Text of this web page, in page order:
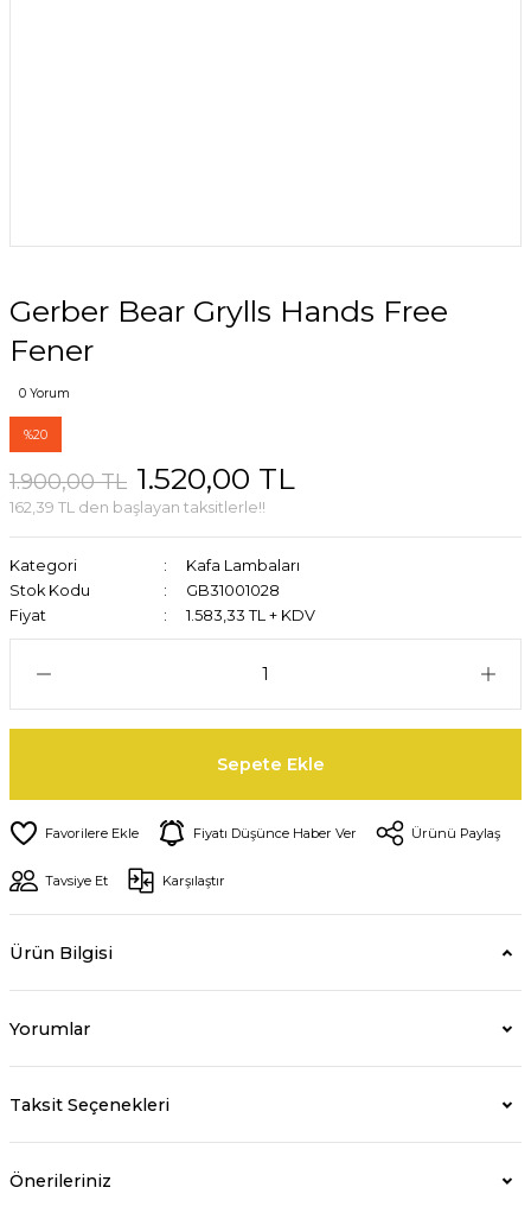
Gerber Bear Grylls Hands Free
Fener
0 Yorum
%20
1.900,00 TL 1.520,00 TL
162,39 TL den başlayan taksitlerle!!
Kategori
Kafa Lambaları
Stok Kodu
GB31001028
Fiyat
1.583,33 TL + KDV
Sepete Ekle
Fiyatı Düşünce Haber Ver Ürünü Paylaş
Tavsiye Et Karşılaştır
Ürün Bilgisi
Yorumlar
Taksit Seçenekleri
Önerileriniz